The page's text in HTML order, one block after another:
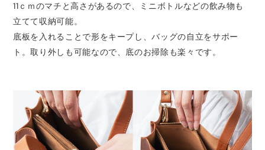
11ｃｍのマチと高さがあるので、ミニボトルなどの飲み物も
立てて収納可能。
底板を入れることで形をキープし、バッグの自立をサポー
ト。取り外しも可能なので、底のお掃除も楽々です。